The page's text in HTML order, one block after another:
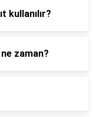
kullanılır?
zaman?